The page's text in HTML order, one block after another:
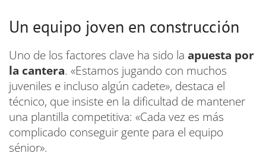
Un equipo joven en construcción
Uno de los factores clave ha sido la apuesta por
la cantera. «Estamos jugando con muchos
juveniles e incluso algún cadete», destaca el
técnico, que insiste en la dificultad de mantener
una plantilla competitiva: «Cada vez es más
complicado conseguir gente para el equipo
sénior».